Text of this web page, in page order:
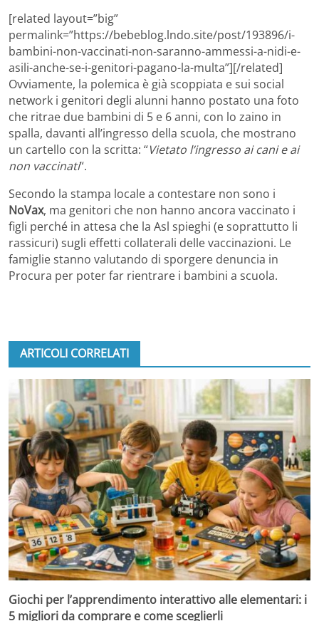
[related layout=”big”
permalink=”https://bebeblog.lndo.site/post/193896/i-
bambini-non-vaccinati-non-saranno-ammessi-a-nidi-e-
asili-anche-se-i-genitori-pagano-la-multa”][/related]
Ovviamente, la polemica è già scoppiata e sui social
network i genitori degli alunni hanno postato una foto
che ritrae due bambini di 5 e 6 anni, con lo zaino in
spalla, davanti all’ingresso della scuola, che mostrano
un cartello con la scritta: “Vietato l’ingresso ai cani e ai
non vaccinati“.
Secondo la stampa locale a contestare non sono i
NoVax, ma genitori che non hanno ancora vaccinato i
figli perché in attesa che la Asl spieghi (e soprattutto li
rassicuri) sugli effetti collaterali delle vaccinazioni. Le
famiglie stanno valutando di sporgere denuncia in
Procura per poter far rientrare i bambini a scuola.
ARTICOLI CORRELATI
Giochi per l’apprendimento interattivo alle elementari: i
5 migliori da comprare e come sceglierli